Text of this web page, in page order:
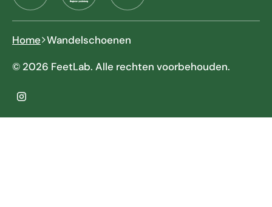
Home Wandelschoenen
© 2026 FeetLab. Alle rechten voorbehouden.